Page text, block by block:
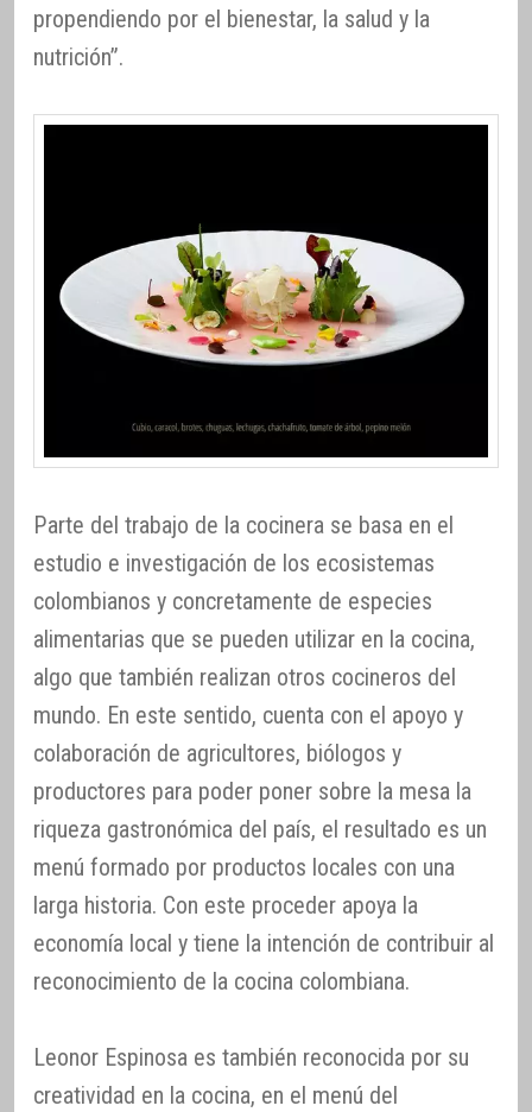
propendiendo por el bienestar, la salud y la
nutrición”.
Parte del trabajo de la cocinera se basa en el
estudio e investigación de los ecosistemas
colombianos y concretamente de especies
alimentarias que se pueden utilizar en la cocina,
algo que también realizan otros cocineros del
mundo. En este sentido, cuenta con el apoyo y
colaboración de agricultores, biólogos y
productores para poder poner sobre la mesa la
riqueza gastronómica del país, el resultado es un
menú formado por productos locales con una
larga historia. Con este proceder apoya la
economía local y tiene la intención de contribuir al
reconocimiento de la cocina colombiana.
Leonor Espinosa es también reconocida por su
creatividad en la cocina, en el menú del